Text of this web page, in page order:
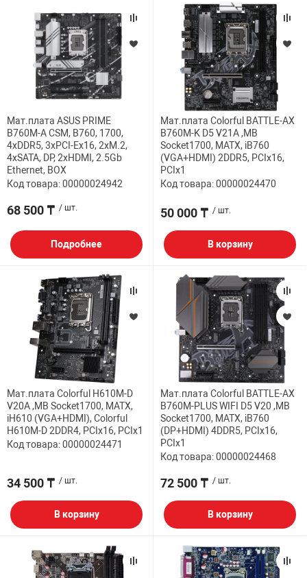
Мат.плата ASUS PRIME
B760M-A CSM, B760, 1700,
4xDDR5, 3xPCI-Ex16, 2xM.2,
4xSATA, DP, 2xHDMI, 2.5Gb
Ethernet, BOX
Код товара: 00000024942
68 500 ₸ / шт.
Подробнее
Мат.плата Colorful BATTLE-AX
B760M-K D5 V21A ,MB
Socket1700, MATX, iB760
(VGA+HDMI) 2DDR5, PCIx16,
PCIx1
Код товара: 00000024470
50 000 ₸ / шт.
В корзину
Мат.плата Colorful H610M-D
V20A ,MB Socket1700, MATX,
iH610 (VGA+HDMI), Colorful
H610M-D 2DDR4, PCIx16, PCIx1
Код товара: 00000024471
34 500 ₸ / шт.
В корзину
Мат.плата Colorful BATTLE-AX
B760M-PLUS WIFI D5 V20 ,MB
Socket1700, MATX, iB760
(DP+HDMI) 4DDR5, PCIx16,
PCIx1
Код товара: 00000024468
72 500 ₸ / шт.
В корзину